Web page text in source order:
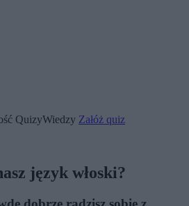
QuizyWiedzy Załóż quiz
język włoski?